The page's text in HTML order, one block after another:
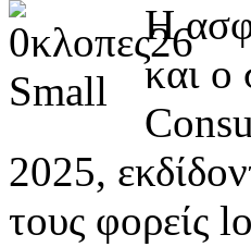
Η
και ο
2025,
τους φορείς